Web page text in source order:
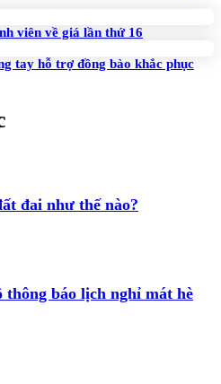
viên về giá lần thứ 16
tay hỗ trợ đồng bào khắc phục
đai như thế nào?
báo lịch nghỉ mát hè